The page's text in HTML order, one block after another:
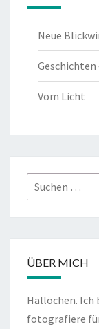
Neue
Geschichten
Vom Licht
Suchen
nach:
ÜBER MICH
Hallöchen. Ich
fotografiere